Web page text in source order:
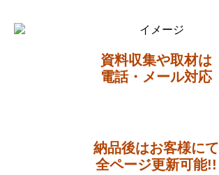
資料収集や取材は
電話・メール対応
納品後はお客様にて
全ページ更新可能!!